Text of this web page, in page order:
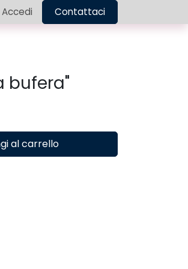
Accedi Contattaci
bufera"
al carrello